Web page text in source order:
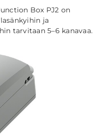
Box PJ2 on
ja
tarvitaan 5–6 kanavaa.